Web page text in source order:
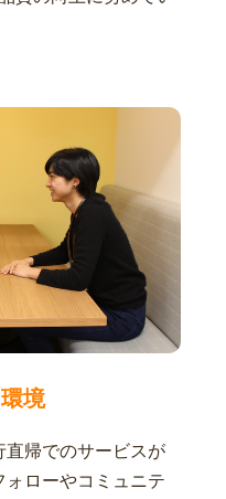
境
直帰でのサービスが
ローやコミュニテ